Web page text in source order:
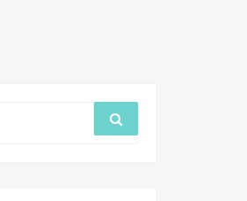
Поиск